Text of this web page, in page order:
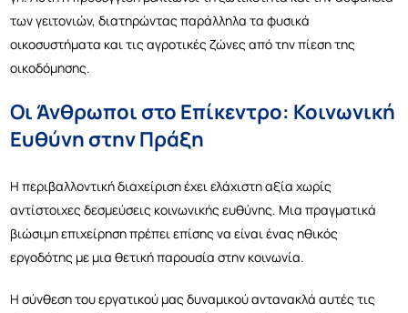
των γειτονιών, διατηρώντας παράλληλα τα φυσικά
οικοσυστήματα και τις αγροτικές ζώνες από την πίεση της
οικοδόμησης.
Οι Άνθρωποι στο Επίκεντρο: Κοινωνική
Ευθύνη στην Πράξη
Η περιβαλλοντική διαχείριση έχει ελάχιστη αξία χωρίς
αντίστοιχες δεσμεύσεις κοινωνικής ευθύνης. Μια πραγματικά
βιώσιμη επιχείρηση πρέπει επίσης να είναι ένας ηθικός
εργοδότης με μια θετική παρουσία στην κοινωνία.
Η σύνθεση του εργατικού μας δυναμικού αντανακλά αυτές τις